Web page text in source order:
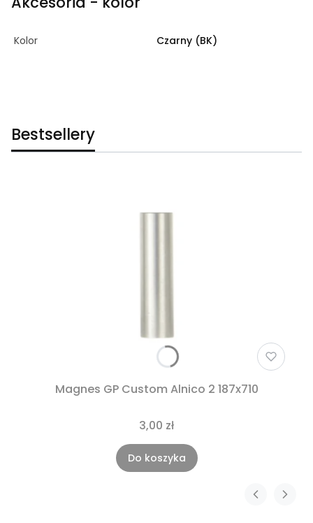
Kolor Czarny (BK)
Bestsellery
Magnes GP Custom Alnico 2 187x710
3,00 zł
Do koszyka